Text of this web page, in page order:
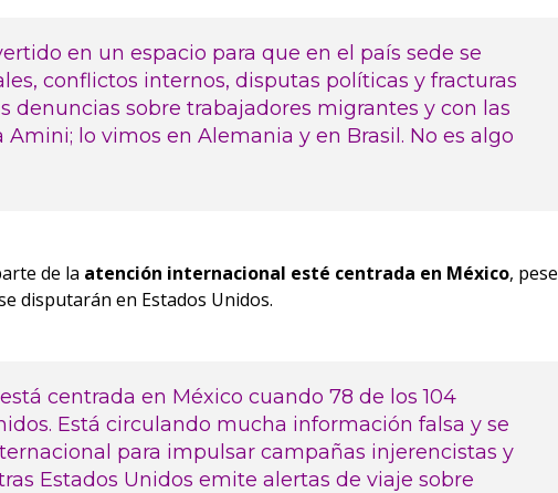
en un espacio para que en el país sede se
conflictos internos, disputas políticas y fracturas
denuncias sobre trabajadores migrantes y con las
lo vimos en Alemania y en Brasil. No es algo
de la atención internacional esté centrada en México, pese
disputarán en Estados Unidos.
centrada en México cuando 78 de los 104
Está circulando mucha información falsa y se
para impulsar campañas injerencistas y
Estados Unidos emite alertas de viaje sobre